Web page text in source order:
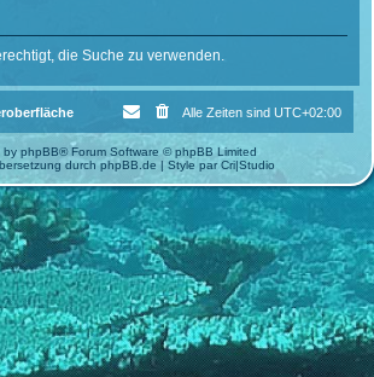
die Suche zu verwenden.
Alle Zeiten sind UTC+02:00
by phpBB® Forum Software © phpBB Limited
durch phpBB.de | Style par Cri|Studio